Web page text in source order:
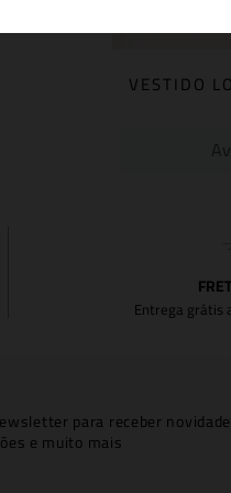
VESTIDO
Entrega grátis
para receber
e muito mais